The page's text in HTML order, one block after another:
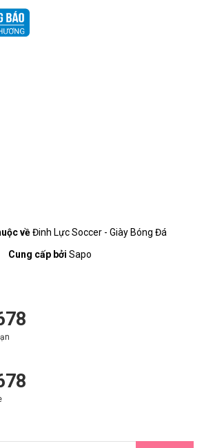
vềĐinh Lực Soccer - Giày Bóng Đá
Cung cấp bởi Sapo